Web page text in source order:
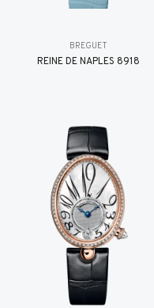
BREGUET
REINE DE NAPLES 8918